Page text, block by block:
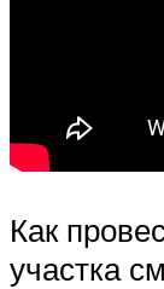
Как
участка